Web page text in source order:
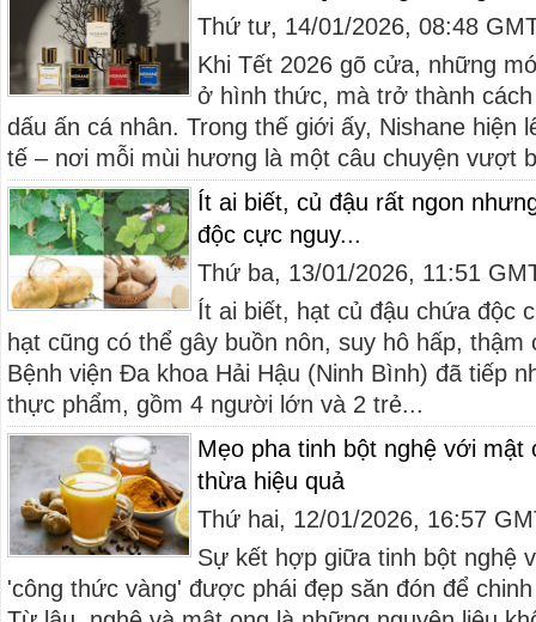
Thứ tư, 14/01/2026, 08:48
Khi Tết 2026 gõ cửa, những
ở hình thức, mà trở thành
dấu ấn cá nhân. Trong thế giới ấy, Nishane hiện
tế – nơi mỗi mùi hương là một câu chuyện vượt
Ít ai biết, củ đậu rất ngon
độc cực nguy...
Thứ ba, 13/01/2026, 11:51
Ít ai biết, hạt củ đậu chứa độc
hạt cũng có thể gây buồn nôn, suy hô hấp,
Bệnh viện Đa khoa Hải Hậu (Ninh Bình) đã tiếp
thực phẩm, gồm 4 người lớn và 2 trẻ...
Mẹo pha tinh bột nghệ với mật
thừa hiệu quả
Thứ hai, 12/01/2026, 16:57
Sự kết hợp giữa tinh bột nghệ
'công thức vàng' được phái đẹp săn đón để